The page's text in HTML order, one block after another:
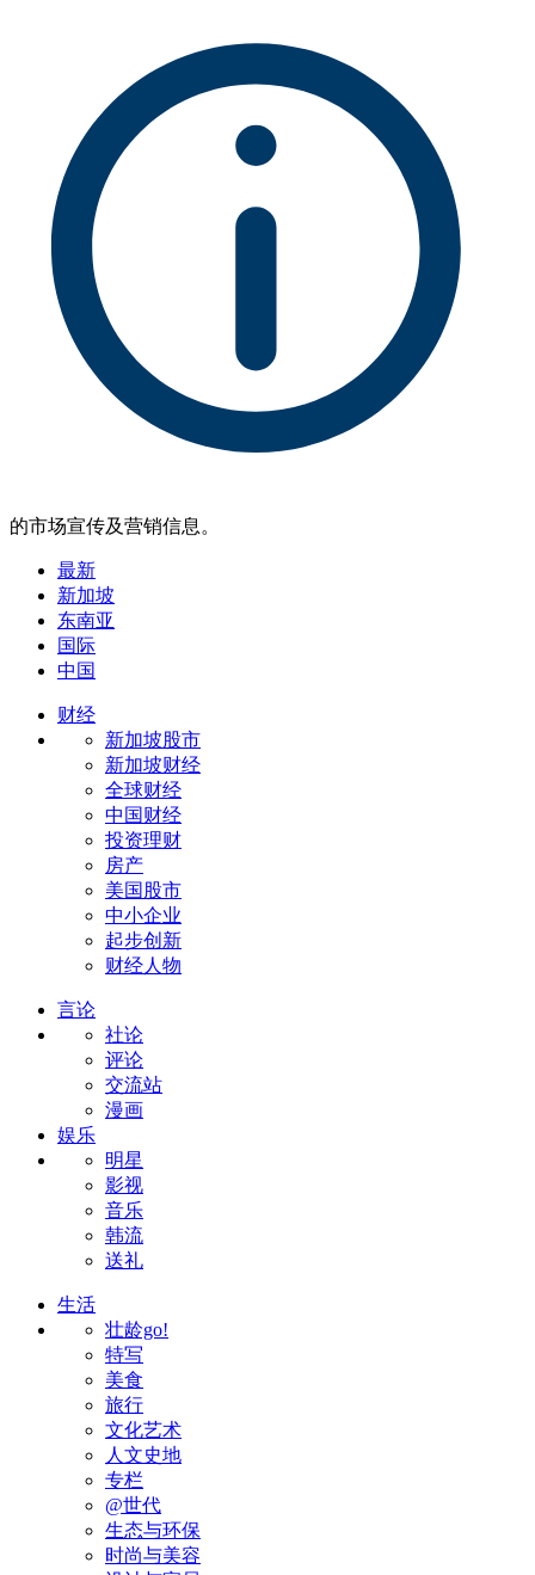
的市场宣传及营销信息。
最新
新加坡
东南亚
国际
中国
财经
新加坡股市
新加坡财经
全球财经
中国财经
投资理财
房产
美国股市
中小企业
起步创新
财经人物
言论
社论
评论
交流站
漫画
娱乐
明星
影视
音乐
韩流
送礼
生活
壮龄go!
特写
美食
旅行
文化艺术
人文史地
专栏
@世代
生态与环保
时尚与美容